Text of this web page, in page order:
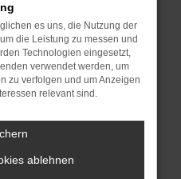
neuesten Stand
nicht nur ein
kann auch dazu
Funktionen nicht mehr
Schritte versucht
Wir werden
es uns, die Nutzung der
die Leistung zu messen und
Technologien eingesetzt,
verwendet werden, um
zu verfolgen und um Anzeigen
relevant sind.
ablehnen